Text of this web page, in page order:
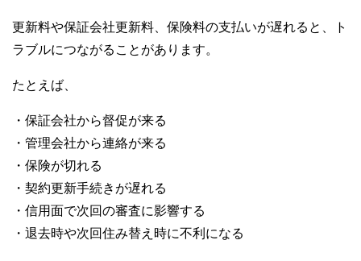
更新料や保証会社更新料、保険料の支払いが遅れると、ト
ラブルにつながることがあります。
たとえば、
・保証会社から督促が来る
・管理会社から連絡が来る
・保険が切れる
・契約更新手続きが遅れる
・信用面で次回の審査に影響する
・退去時や次回住み替え時に不利になる